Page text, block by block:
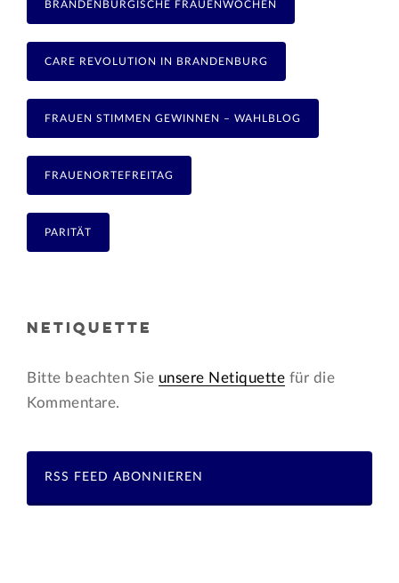
BRANDENBURGISCHE FRAUENWOCHEN
CARE REVOLUTION IN BRANDENBURG
FRAUEN STIMMEN GEWINNEN – WAHLBLOG
FRAUENORTEFREITAG
PARITÄT
NETIQUETTE
Bitte beachten Sie unsere Netiquette für die
Kommentare.
RSS FEED ABONNIEREN